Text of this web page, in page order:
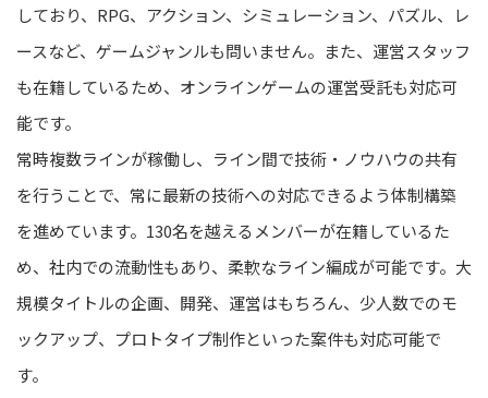
しており、RPG、アクション、シミュレーション、パズル、レ
ースなど、ゲームジャンルも問いません。また、運営スタッフ
も在籍しているため、オンラインゲームの運営受託も対応可
能です。
常時複数ラインが稼働し、ライン間で技術・ノウハウの共有
を行うことで、常に最新の技術への対応できるよう体制構築
を進めています。130名を越えるメンバーが在籍しているた
め、社内での流動性もあり、柔軟なライン編成が可能です。大
規模タイトルの企画、開発、運営はもちろん、少人数でのモ
ックアップ、プロトタイプ制作といった案件も対応可能で
す。